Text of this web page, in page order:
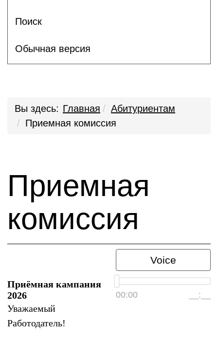
Поиск
Обычная версия
Вы здесь: Главная
Абитуриентам
Приемная комиссия
Приемная
комиссия
Voice
00:00 __:__
Приёмная кампания
2026
Уважаемый
Работодатель!